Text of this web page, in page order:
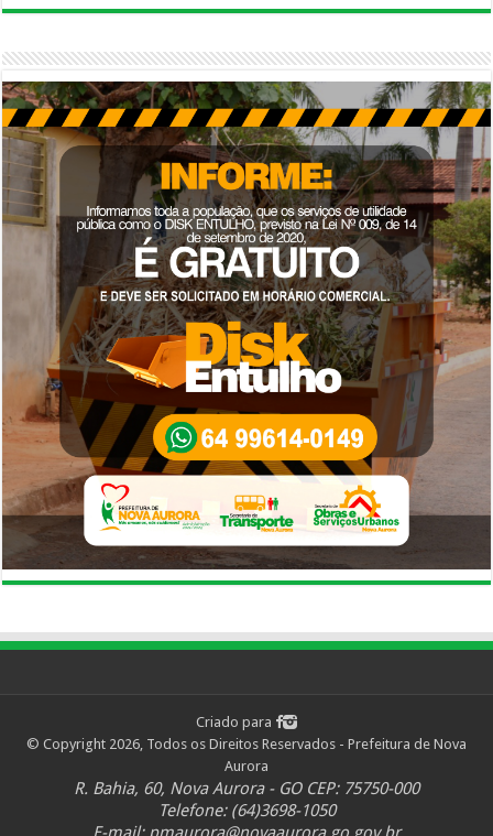
Criado para
© Copyright 2026, Todos os Direitos Reservados - Prefeitura de Nova
Aurora
R. Bahia, 60, Nova Aurora - GO CEP: 75750-000
Telefone: (64)3698-1050